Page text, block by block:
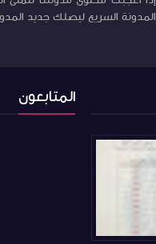
المدونة السريع ليصلك جديد
المتابعون